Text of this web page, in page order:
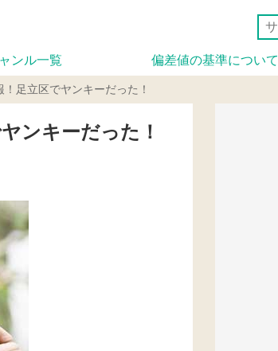
ンル一覧 偏差値の基準について
足立区でヤンキーだった！
ンキーだった！